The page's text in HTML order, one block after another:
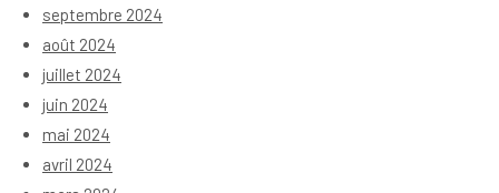
septembre 2024
août 2024
juillet 2024
juin 2024
mai 2024
avril 2024